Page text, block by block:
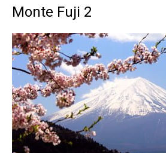
Monte Fuji 2